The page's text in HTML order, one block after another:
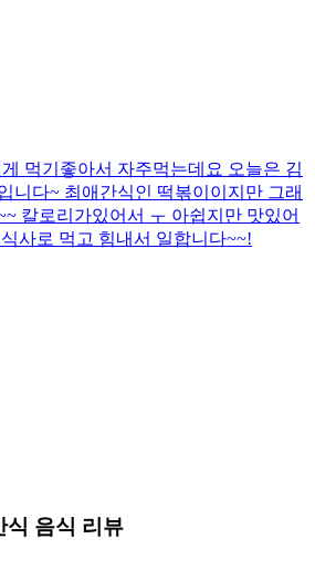
먹기좋아서 자주먹는데요 오늘은 김
니다~ 최애간식인 떡볶이이지만 그래
칼로리가있어서 ㅜ 아쉽지만 맛있어
사로 먹고 힘내서 일합니다~~!
식 음식 리뷰